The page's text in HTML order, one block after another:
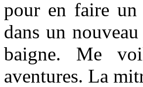
pour en faire un
dans un
baigne. Me
aventures. La